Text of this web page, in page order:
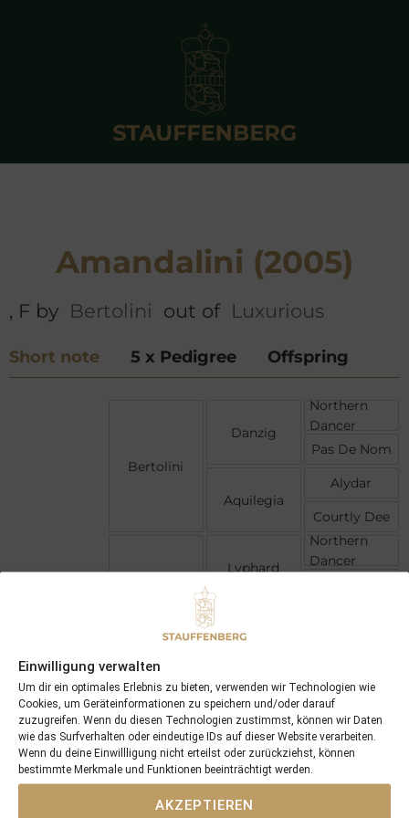
Einwilligung verwalten
Um dir ein optimales Erlebnis zu bieten, verwenden wir Technologien wie
Cookies, um Geräteinformationen zu speichern und/oder darauf
zuzugreifen. Wenn du diesen Technologien zustimmst, können wir Daten
wie das Surfverhalten oder eindeutige IDs auf dieser Website verarbeiten.
Wenn du deine Einwillligung nicht erteilst oder zurückziehst, können
bestimmte Merkmale und Funktionen beeinträchtigt werden.
AKZEPTIEREN
Amandalini (2005)
, F by Bertolini out of Luxurious
Short note 5 x Pedigree Offspring
Bertolini
Danzig
Aquilegia
Lyphard
Tropicaro
Northern
Dancer
Pas De Nom
Alydar
Courtly Dee
Northern
Dancer